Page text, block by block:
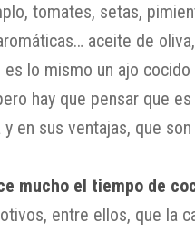
tomates, setas,
aceite de
es lo mismo un ajo cocido
hay que pensar que
en sus ventajas, que son
mucho el tiempo de
entre ellos, que la